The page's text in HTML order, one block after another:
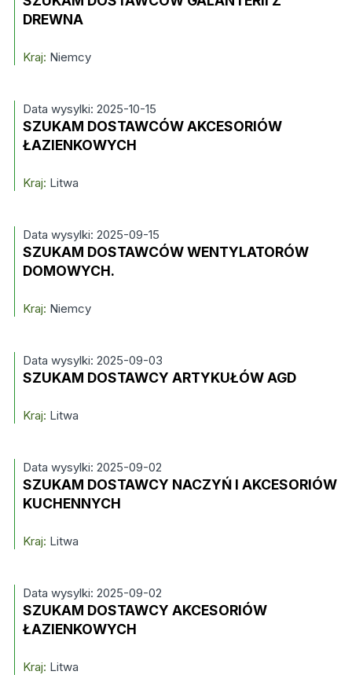
DREWNA
Kraj: Niemcy
Data wysylki: 2025-10-15
SZUKAM DOSTAWCÓW AKCESORIÓW
ŁAZIENKOWYCH
Kraj: Litwa
Data wysylki: 2025-09-15
SZUKAM DOSTAWCÓW WENTYLATORÓW
DOMOWYCH.
Kraj: Niemcy
Data wysylki: 2025-09-03
SZUKAM DOSTAWCY ARTYKUŁÓW AGD
Kraj: Litwa
Data wysylki: 2025-09-02
SZUKAM DOSTAWCY NACZYŃ I AKCESORIÓW
KUCHENNYCH
Kraj: Litwa
Data wysylki: 2025-09-02
SZUKAM DOSTAWCY AKCESORIÓW
ŁAZIENKOWYCH
Kraj: Litwa